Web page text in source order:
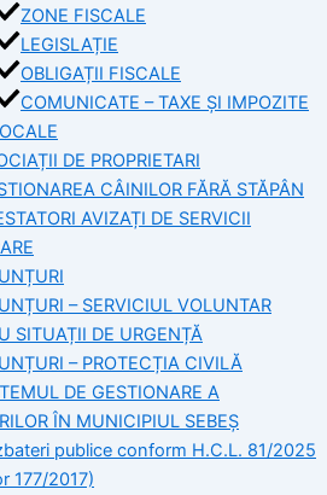
ZONE FISCALE
LEGISLAȚIE
OBLIGAȚII FISCALE
COMUNICATE – TAXE ȘI IMPOZITE
DE PROPRIETARI
CÂINILOR FĂRĂ STĂPÂN
AVIZAȚI DE SERVICII
– SERVICIUL VOLUNTAR
SITUAȚII DE URGENȚĂ
– PROTECȚIA CIVILĂ
DE GESTIONARE A
ÎN MUNICIPIUL SEBEȘ
publice conform H.C.L. 81/2025
177/2017)